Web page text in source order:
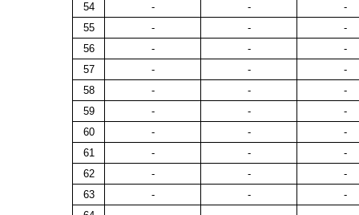
54
- -
-
55
- -
-
56
- -
-
57
- -
-
58
- -
-
59
- -
-
60
- -
-
61
- -
-
62
- -
-
63
- -
-